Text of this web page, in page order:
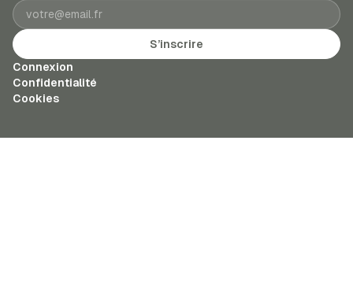
Adresse e-mail
S’inscrire
Connexion
Confidentialité
Cookies